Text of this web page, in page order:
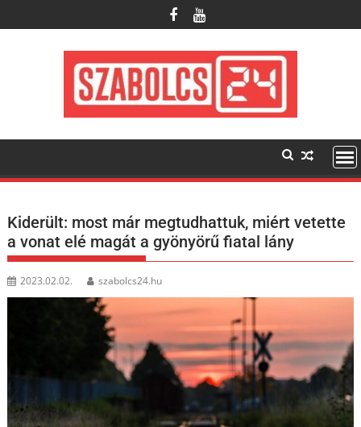
to
Kiderült: most már megtudhattuk, miért vetette
a vonat elé magát a gyönyörű fiatal lány
2023.02.02. szabolcs24.hu